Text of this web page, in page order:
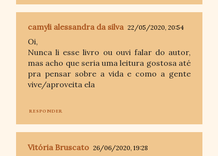
camyli alessandra da silva 22/05/2020, 20:54
Oi,
Nunca li esse livro ou ouvi falar do autor,
mas acho que seria uma leitura gostosa até
pra pensar sobre a vida e como a gente
vive/aproveita ela
RESPONDER
Vitória Bruscato 26/06/2020, 19:28